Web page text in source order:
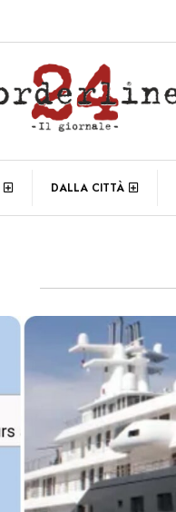
DALLA CITTÀ